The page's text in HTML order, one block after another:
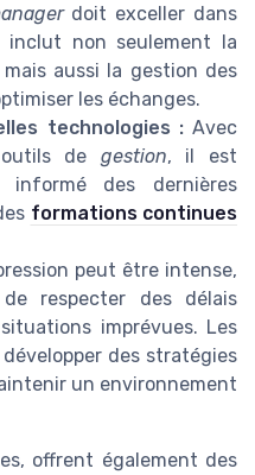
doit exceller dans
inclut non seulement la
aussi la gestion des
les échanges.
technologies :Avec
de gestion, il est
des dernières
formations continues
peut être intense,
respecter des délais
imprévues. Les
des stratégies
un environnement
offrent également des